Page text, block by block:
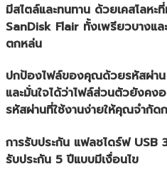
มีสไตล์และทนทาน ด้วยเคสโลห
SanDisk Flair ทั้งเพรียวบางแ
ตกหล่น
ปกป้องไฟล์ของคุณด้วยรหัสผ่า
และมั่นใจได้ว่าไฟล์ส่วนตัวยังค
รหัสผ่านที่ใช้งานง่ายให้คุณจำกัด
การรับประกัน แฟลชไดร์ฟ
รับประกัน 5 ปีแบบมีเงื่อนไข